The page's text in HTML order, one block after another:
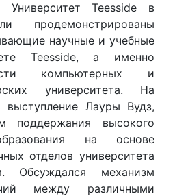
Teesside в
продемонстрированы
научные и учебные
Teesside, а именно
компьютерных и
университета. На
выступление Лауры Вудз,
поддержания высокого
на основе
отделов университета
Обсуждался механизм
между различными